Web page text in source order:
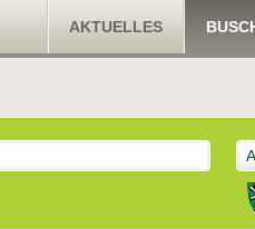
AKTUELLES